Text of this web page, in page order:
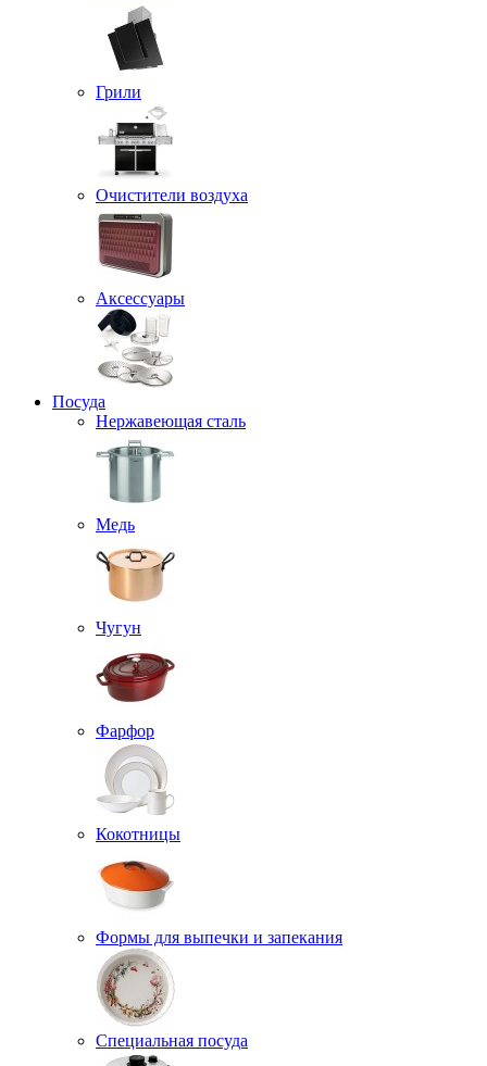
Грили
Очистители воздуха
Аксессуары
Посуда
Нержавеющая сталь
Медь
Чугун
Фарфор
Кокотницы
Формы для выпечки и запекания
Специальная посуда